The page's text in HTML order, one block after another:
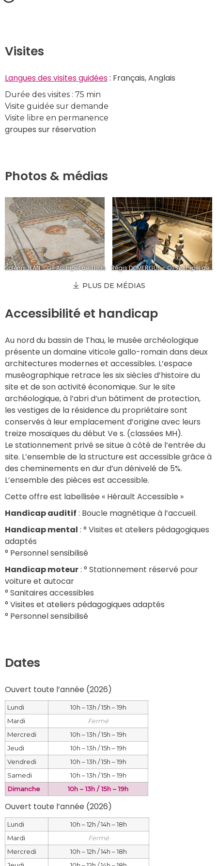
Visites
Langues des visites guidées : Français, Anglais
Durée des visites : 75 min
Visite guidée sur demande
Visite libre en permanence
groupes sur réservation
Photos & médias
Solenn JEAN – OT Archipel de Thau Régis DOMERGUE – OT Archipel de Thau
PLUS DE MÉDIAS
Accessibilité et handicap
Au nord du bassin de Thau, le musée archéologique
présente un domaine viticole gallo-romain dans deux
architectures modernes et accessibles. L’espace
muséographique retrace les six siècles d’histoire du
site et de son activité économique. Sur le site
archéologique, à l’abri d’un bâtiment de protection,
les vestiges de la résidence du propriétaire sont
conservés à leur emplacement d’origine avec leurs
treize mosaïques du début Ve s. (classées MH).
Le stationnement privé se situe à côté de l’entrée du
site. L’ensemble de la structure est accessible grâce à
des cheminements en dur d’un dénivelé de 5%.
L’ensemble des pièces est accessible.
Cette offre est labellisée « Hérault Accessible »
Handicap auditif : Boucle magnétique à l’accueil.
Handicap mental : ° Visites et ateliers pédagogiques
adaptés
° Personnel sensibilisé
Handicap moteur : ° Stationnement réservé pour
voiture et autocar
° Sanitaires accessibles
° Visites et ateliers pédagogiques adaptés
° Personnel sensibilisé
Dates
Ouvert toute l’année (2026)
Lundi
10h – 13h / 15h – 19h
Mardi
Fermé
Mercredi
10h – 13h / 15h – 19h
Jeudi
10h – 13h / 15h – 19h
Vendredi
10h – 13h / 15h – 19h
Samedi
10h – 13h / 15h – 19h
Dimanche
10h – 13h / 15h – 19h
Ouvert toute l’année (2026)
Lundi
10h – 12h / 14h – 18h
Mardi
Fermé
Mercredi
10h – 12h / 14h – 18h